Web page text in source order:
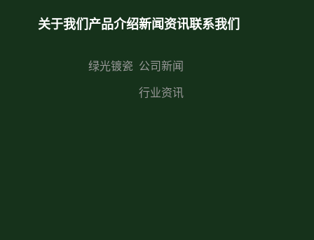
关于我们 产品介绍
绿光镀瓷
新闻资讯
公司新闻
行业资讯
联系我们